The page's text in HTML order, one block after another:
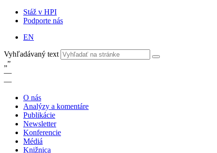
Stáž v HPI
Podporte nás
EN
Vyhľadávaný text
„”
—
—
O nás
Analýzy a komentáre
Publikácie
Newsletter
Konferencie
Médiá
Knižnica